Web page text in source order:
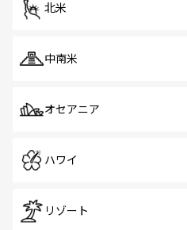
北米
中南米
オセアニア
ハワイ
リゾート